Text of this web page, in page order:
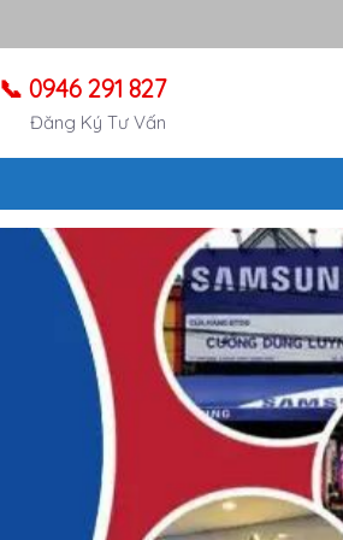
📞 0946 291 827
Đăng Ký Tư Vấn